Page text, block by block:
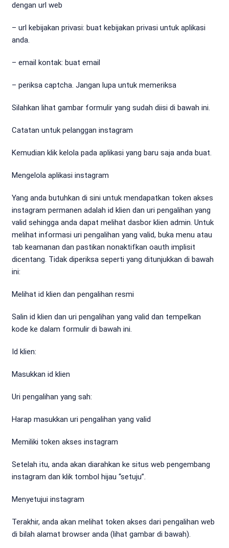
dengan url web
– url kebijakan privasi: buat kebijakan privasi untuk aplikasi
anda.
– email kontak: buat email
– periksa captcha. Jangan lupa untuk memeriksa
Silahkan lihat gambar formulir yang sudah diisi di bawah ini.
Catatan untuk pelanggan instagram
Kemudian klik kelola pada aplikasi yang baru saja anda buat.
Mengelola aplikasi instagram
Yang anda butuhkan di sini untuk mendapatkan token akses
instagram permanen adalah id klien dan uri pengalihan yang
valid sehingga anda dapat melihat dasbor klien admin. Untuk
melihat informasi uri pengalihan yang valid, buka menu atau
tab keamanan dan pastikan nonaktifkan oauth implisit
dicentang. Tidak diperiksa seperti yang ditunjukkan di bawah
ini:
Melihat id klien dan pengalihan resmi
Salin id klien dan uri pengalihan yang valid dan tempelkan
kode ke dalam formulir di bawah ini.
Id klien:
Masukkan id klien
Uri pengalihan yang sah:
Harap masukkan uri pengalihan yang valid
Memiliki token akses instagram
Setelah itu, anda akan diarahkan ke situs web pengembang
instagram dan klik tombol hijau “setuju”.
Menyetujui instagram
Terakhir, anda akan melihat token akses dari pengalihan web
di bilah alamat browser anda (lihat gambar di bawah).